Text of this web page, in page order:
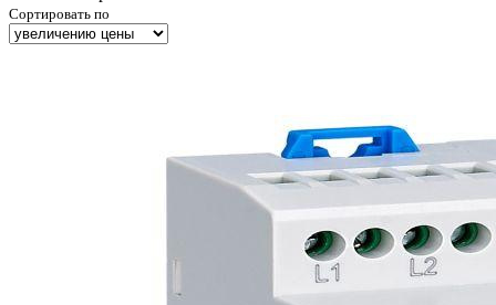
Сортировать по